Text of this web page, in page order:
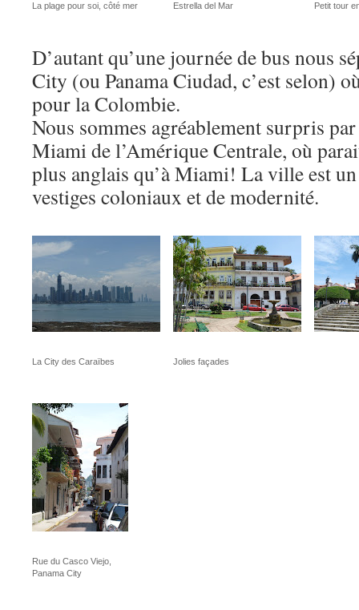
La plage pour soi, côté mer Estrella del Mar Petit tour
D’autant qu’une journée de bus nous
City (ou Panama Ciudad, c’est selon)
pour la Colombie.
Nous sommes agréablement surpris
Miami de l’Amérique Centrale, où
plus anglais qu’à Miami! La ville est un
vestiges coloniaux et de modernité.
La City des Caraïbes Jolies façades
Rue du Casco Viejo,
Panama City